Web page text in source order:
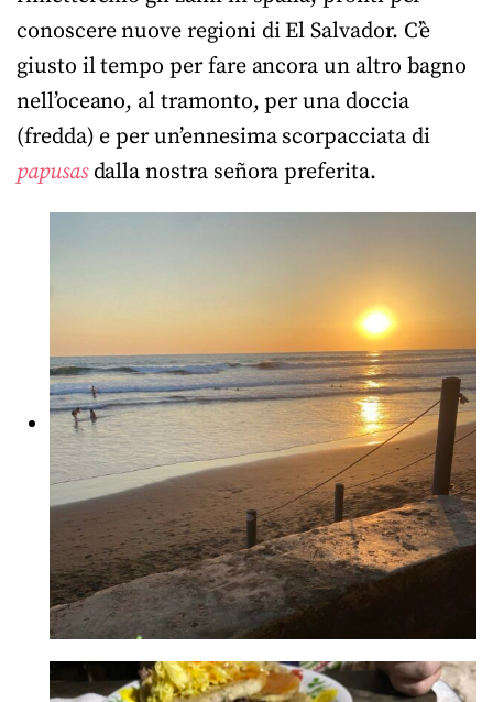
conoscere nuove regioni di El Salvador. C’è
giusto il tempo per fare ancora un altro bagno
nell’oceano, al tramonto, per una doccia
(fredda) e per un’ennesima scorpacciata di
papusasdalla nostra señora preferita.